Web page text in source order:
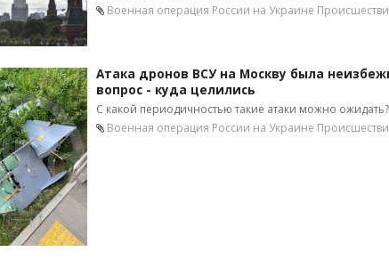
Военная операция России на Украине
Атака дронов ВСУ на Москву была
вопрос - куда целились
С какой периодичностью такие атаки можно
Военная операция России на Украине